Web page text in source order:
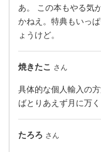
あ。 この本もやる気
かねえ。特典もいっ
ょうけど。
焼きたこ さん
具体的な個人輸入の
ばとりあえず月に万
たろろ さん